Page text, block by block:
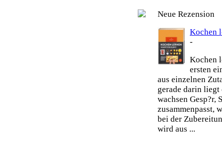
Neue Rezension
Kochen
-
Kochen
ersten
aus einzelnen
gerade darin
wachsen Gesp?r,
zusammenpasst,
bei der
wird aus ...